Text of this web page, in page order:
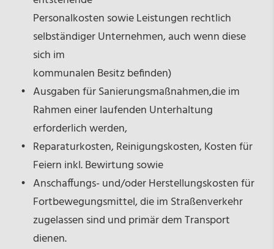
Personalkosten sowie Leistungen rechtlich
selbständiger Unternehmen, auch wenn diese
sich im
kommunalen Besitz befinden)
Ausgaben für Sanierungsmaßnahmen,die im
Rahmen einer laufenden Unterhaltung
erforderlich werden,
Reparaturkosten, Reinigungskosten, Kosten für
Feiern inkl. Bewirtung sowie
Anschaffungs- und/oder Herstellungskosten für
Fortbewegungsmittel, die im Straßenverkehr
zugelassen sind und primär dem Transport
dienen.